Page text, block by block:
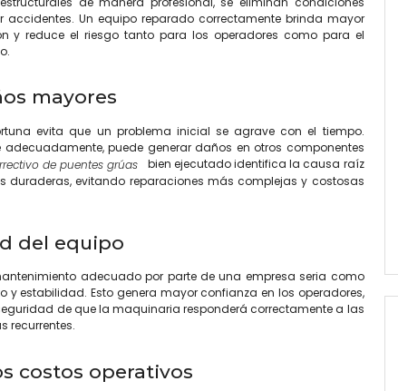
Un equipo reparado correctamente brinda mayor
y reduce el riesgo tanto para los operadores como para el
mayores
evita que un problema inicial se agrave con el tiempo.
puede generar daños en otros componentes
de puentes grúas
bien ejecutado identifica la causa raíz
duraderas, evitando reparaciones más complejas y costosas
del equipo
adecuado por parte de una empresa seria como
y estabilidad. Esto genera mayor confianza en los operadores,
de que la maquinaria responderá correctamente a las
recurrentes.
costos operativos